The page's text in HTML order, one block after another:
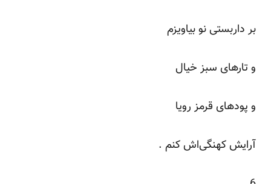
بر داربستی نو بیاویزم
و تارهای سبز خیال
و پودهای قرمز رویا
آرایش کهنگی‌اش کنم .